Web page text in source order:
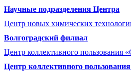
Научные подразделения Центра
Центр новых химических
Волгоградский филиал
Центр коллективного пользования
Центр коллективного